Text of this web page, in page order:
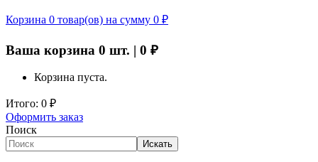
Корзина 0 товар(ов) на сумму 0 ₽
Ваша корзина 0 шт. | 0 ₽
Корзина пуста.
Итого: 0 ₽
Оформить заказ
Поиск
Искать